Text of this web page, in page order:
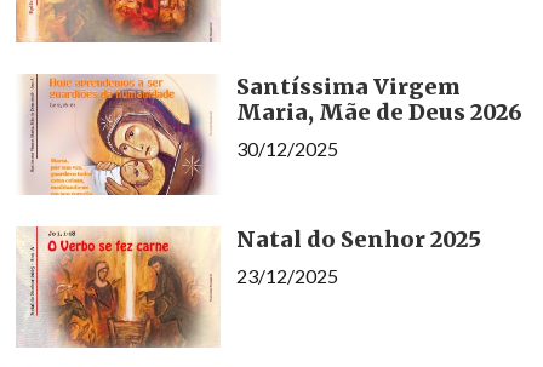
Santíssima Virgem
Maria, Mãe de Deus 2026
30/12/2025
Natal do Senhor 2025
23/12/2025